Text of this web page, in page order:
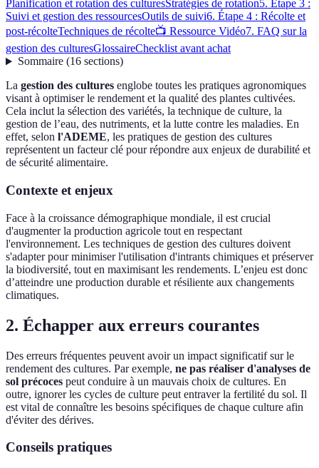
Planification et rotation des culturesStratégies de rotation5. Étape 3 :
Suivi et gestion des ressourcesOutils de suivi6. Étape 4 : Récolte et
post-récolteTechniques de récolte📺 Ressource Vidéo7. FAQ sur la
gestion des culturesGlossaireChecklist avant achat
Sommaire(16 sections)
La gestion des cultures englobe toutes les pratiques agronomiques
visant à optimiser le rendement et la qualité des plantes cultivées.
Cela inclut la sélection des variétés, la technique de culture, la
gestion de l’eau, des nutriments, et la lutte contre les maladies. En
effet, selon l'ADEME, les pratiques de gestion des cultures
représentent un facteur clé pour répondre aux enjeux de durabilité et
de sécurité alimentaire.
Contexte et enjeux
Face à la croissance démographique mondiale, il est crucial
d'augmenter la production agricole tout en respectant
l'environnement. Les techniques de gestion des cultures doivent
s'adapter pour minimiser l'utilisation d'intrants chimiques et préserver
la biodiversité, tout en maximisant les rendements. L’enjeu est donc
d’atteindre une production durable et résiliente aux changements
climatiques.
2. Échapper aux erreurs courantes
Des erreurs fréquentes peuvent avoir un impact significatif sur le
rendement des cultures. Par exemple, ne pas réaliser d'analyses de
sol précoces peut conduire à un mauvais choix de cultures. En
outre, ignorer les cycles de culture peut entraver la fertilité du sol. Il
est vital de connaître les besoins spécifiques de chaque culture afin
d'éviter des dérives.
Conseils pratiques